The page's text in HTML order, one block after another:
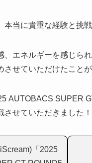
本当に貴重な経験と挑
、エネルギーを感じら
させていただけたことが
AUTOBACS SUPER
させていただきました！